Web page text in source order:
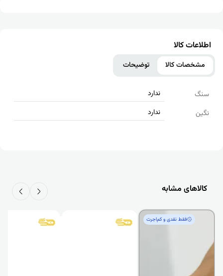
اطلاعات کالا
مشخصات کالا توضیحات
سنگ
ندارد
نگین
ندارد
کالاهای مشابه
فقط‌ نقدی و کم‌اجرت